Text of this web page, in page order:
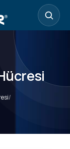
/